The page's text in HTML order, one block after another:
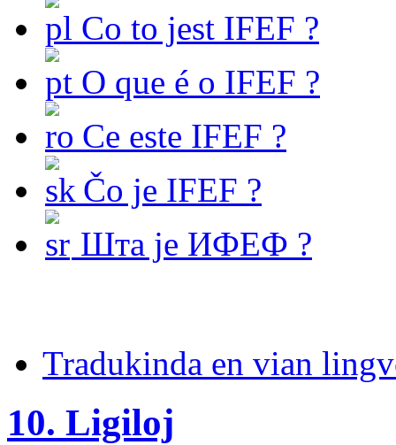
Co to jest IFEF ?
O que é o IFEF ?
Ce este IFEF ?
Čo je IFEF ?
Шта је ИФЕФ ?
Tradukinda en vian
10. Ligiloj